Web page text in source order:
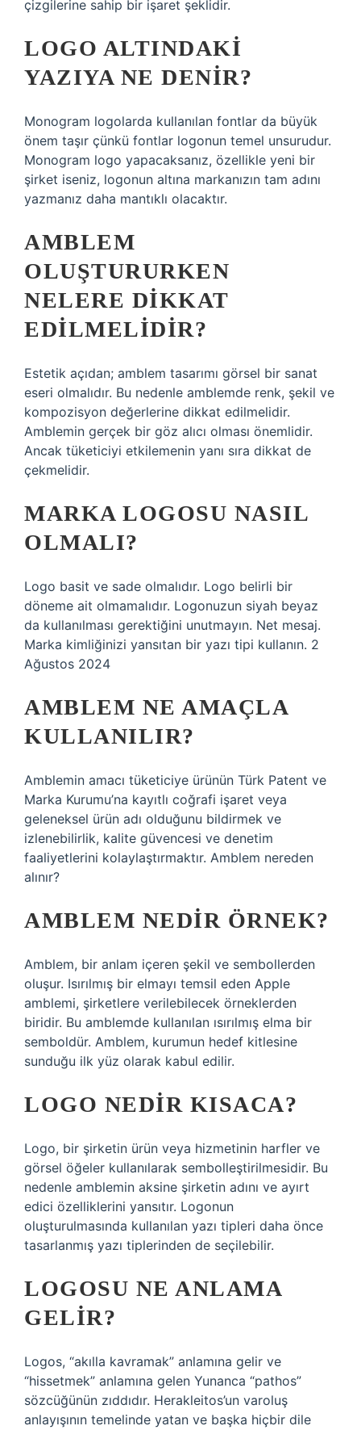
çizgilerine sahip bir işaret şeklidir.
LOGO ALTINDAKI
YAZIYA NE DENIR?
Monogram logolarda kullanılan fontlar da büyük
önem taşır çünkü fontlar logonun temel unsurudur.
Monogram logo yapacaksanız, özellikle yeni bir
şirket iseniz, logonun altına markanızın tam adını
yazmanız daha mantıklı olacaktır.
AMBLEM
OLUŞTURURKEN
NELERE DIKKAT
EDILMELIDIR?
Estetik açıdan; amblem tasarımı görsel bir sanat
eseri olmalıdır. Bu nedenle amblemde renk, şekil ve
kompozisyon değerlerine dikkat edilmelidir.
Amblemin gerçek bir göz alıcı olması önemlidir.
Ancak tüketiciyi etkilemenin yanı sıra dikkat de
çekmelidir.
MARKA LOGOSU NASIL
OLMALI?
Logo basit ve sade olmalıdır. Logo belirli bir
döneme ait olmamalıdır. Logonuzun siyah beyaz
da kullanılması gerektiğini unutmayın. Net mesaj.
Marka kimliğinizi yansıtan bir yazı tipi kullanın. 2
Ağustos 2024
AMBLEM NE AMAÇLA
KULLANILIR?
Amblemin amacı tüketiciye ürünün Türk Patent ve
Marka Kurumu’na kayıtlı coğrafi işaret veya
geleneksel ürün adı olduğunu bildirmek ve
izlenebilirlik, kalite güvencesi ve denetim
faaliyetlerini kolaylaştırmaktır. Amblem nereden
alınır?
AMBLEM NEDIR ÖRNEK?
Amblem, bir anlam içeren şekil ve sembollerden
oluşur. Isırılmış bir elmayı temsil eden Apple
amblemi, şirketlere verilebilecek örneklerden
biridir. Bu amblemde kullanılan ısırılmış elma bir
semboldür. Amblem, kurumun hedef kitlesine
sunduğu ilk yüz olarak kabul edilir.
LOGO NEDIR KISACA?
Logo, bir şirketin ürün veya hizmetinin harfler ve
görsel öğeler kullanılarak sembolleştirilmesidir. Bu
nedenle amblemin aksine şirketin adını ve ayırt
edici özelliklerini yansıtır. Logonun
oluşturulmasında kullanılan yazı tipleri daha önce
tasarlanmış yazı tiplerinden de seçilebilir.
LOGOSU NE ANLAMA
GELIR?
Logos, “akılla kavramak” anlamına gelir ve
“hissetmek” anlamına gelen Yunanca “pathos”
sözcüğünün zıddıdır. Herakleitos’un varoluş
anlayışının temelinde yatan ve başka hiçbir dile